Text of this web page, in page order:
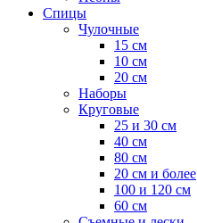
Спицы
Чулочные
15 см
10 см
20 см
Наборы
Круговые
25 и 30 см
40 см
80 см
20 см и более
100 и 120 см
60 см